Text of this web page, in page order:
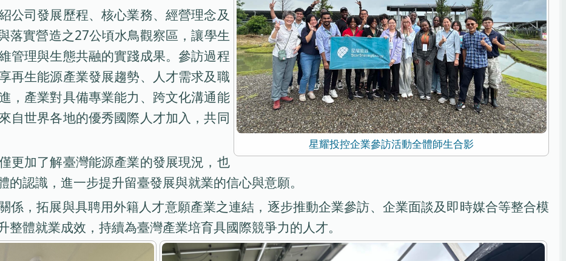
星耀投控企業參訪活動全體師生合影
公司發展歷程、核心業務、經營理念及
落實營造之27公頃水鳥觀察區，讓學生
管理與生態共融的實踐成果。參訪過程
再生能源產業發展趨勢、人才需求及職
，產業對具備專業能力、跨文化溝通能
自世界各地的優秀國際人才加入，共同
更加了解臺灣能源產業的發展現況，也
認識，進一步提升留臺發展與就業的信心與意願。
係，拓展與具聘用外籍人才意願產業之連結，逐步推動企業參訪、企業面談及即時媒合等整合模
體就業成效，持續為臺灣產業培育具國際競爭力的人才。